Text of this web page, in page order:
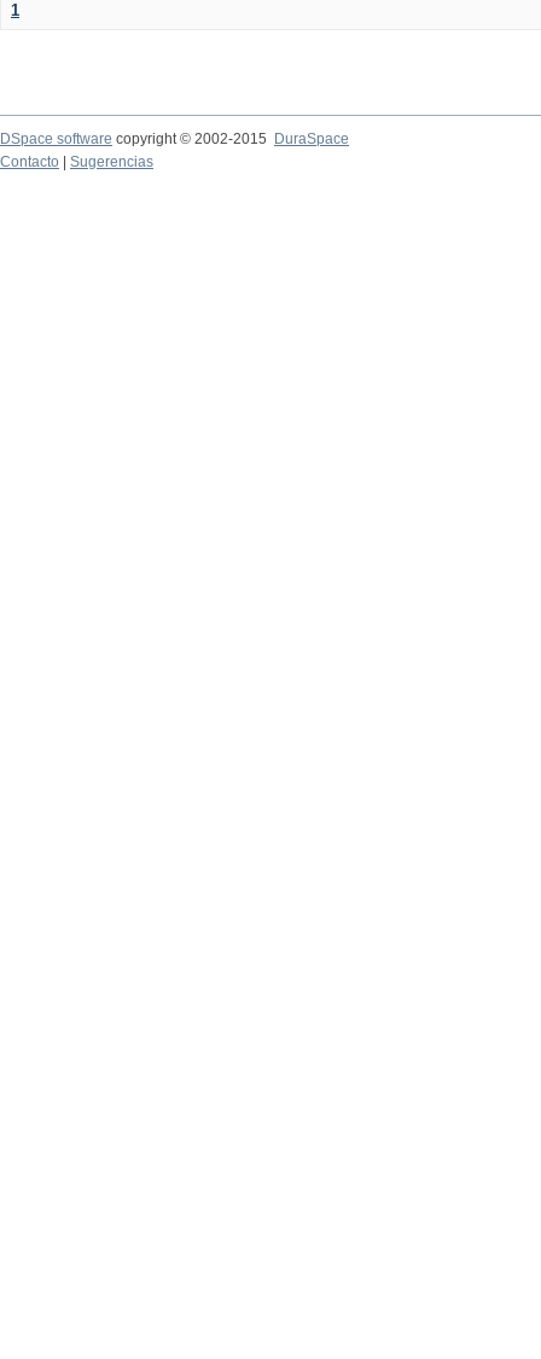
1
DSpace software copyright © 2002-2015
DuraSpace
Contacto
Sugerencias